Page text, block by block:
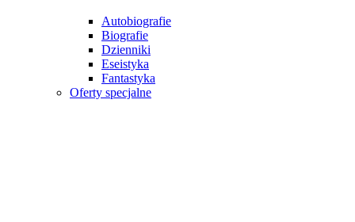
Autobiografie
Biografie
Dzienniki
Eseistyka
Fantastyka
Oferty specjalne